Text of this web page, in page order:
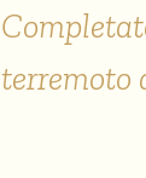
terremoto